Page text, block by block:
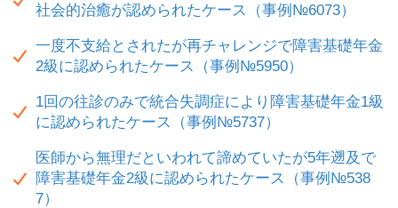
社会的治癒が認められたケース（事例№6073）
一度不支給とされたが再チャレンジで障害基礎年金
2級に認められたケース（事例№5950）
1回の往診のみで統合失調症により障害基礎年金1級
に認められたケース（事例№5737）
医師から無理だといわれて諦めていたが5年遡及で
障害基礎年金2級に認められたケース（事例№538
7）